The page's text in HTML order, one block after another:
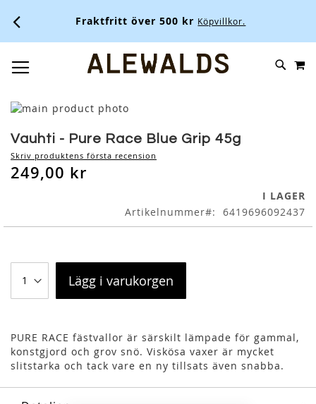
Fraktfritt över 500 kr Köpvillkor.
SKIP
Skip
the
end
of
the
to
the
beginning
of
Vauhti - Pure Race Blue Grip 45g
Skriv produktens första recension
249,00 kr
I LAGER
Artikelnummer
6419696092437
Lägg i varukorgen
PURE RACE fästvallor är särskilt lämpade för gammal,
konstgjord och grov snö. Viskösa vaxer är mycket
slitstarka och tack vare en ny tillsats även snabba.